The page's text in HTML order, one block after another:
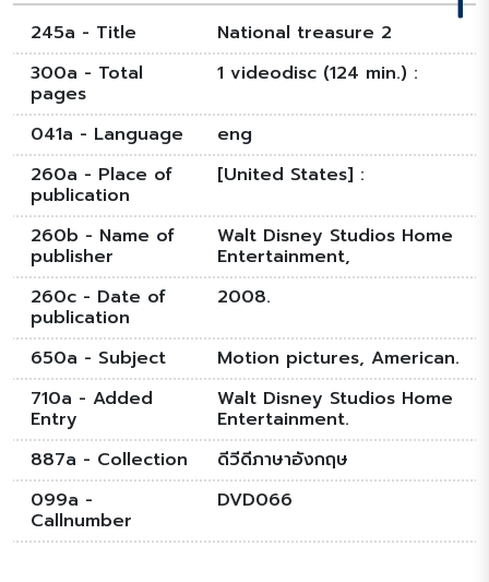
245a - Title
National treasure 2
300a - Total
pages
1 videodisc (124 min.) :
041a - Language
eng
260a - Place of
publication
[United States] :
260b - Name of
publisher
Walt Disney Studios Home
Entertainment,
260c - Date of
publication
2008.
650a - Subject
Motion pictures, American.
710a - Added
Entry
Walt Disney Studios Home
Entertainment.
887a - Collection
ดีวีดีภาษาอังกฤษ
099a -
Callnumber
DVD066